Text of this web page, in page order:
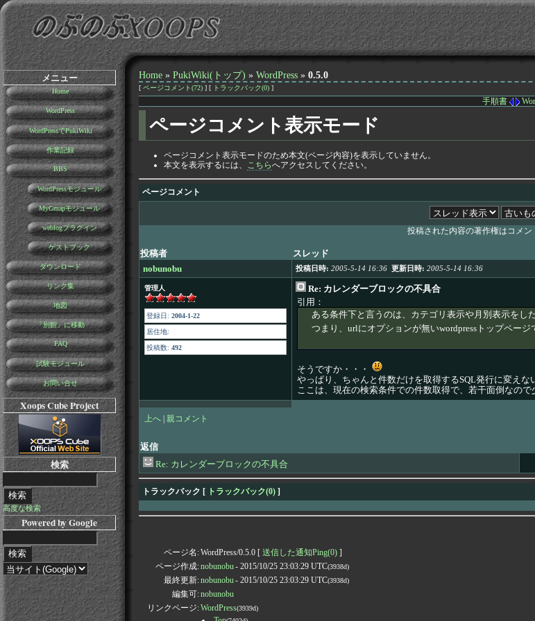
メニュー
Home
WordPress
WordPressでPukiWiki
作業記録
BBS
WordPressモジュール
MyGmapモジュール
weblogプラグイン
ゲストブック
ダウンロード
リンク集
地図
「別館」に移動
FAQ
試験モジュール
お問い合せ
Xoops Cube Project
検索
高度な検索
Powered by Google
Home » PukiWiki(トップ) » WordPress » 0.5.0
[ ページコメント(72) ] [ トラックバック(0) ]
手順書
ページコメント表示モード
ページコメント表示モードのため本文(ページ内容)を表示していません。
本文を表示するには、 こちらへアクセスしてください。
ページコメント
投稿された内容の著作権はコメン
投稿者
スレッド
nobunobu
投稿日時: 2005-5-14 16:36 更新日時: 2005-5-14 16:36
管理人
登録日: 2004-1-22
居住地:
投稿数: 492
Re: カレンダーブロックの不具合
引用：
ある条件下と言うのは、カテゴリ表示や月別表示をし
つまり、urlにオプションが無いwordpressトップページ
そうですか・・・
やっぱり、ちゃんと件数だけを取得するSQL発行に変えな
ここは、現在の検索条件での件数取得で、若干面倒なので
上へ 親コメント
返信
Re: カレンダーブロックの不具合
トラックバック [ トラックバック(0) ]
ページ名:WordPress/0.5.0 [ 送信した通知Ping(0) ]
ページ作成:nobunobu- 2015/10/25 23:03:29 UTC(3938d)
最終更新:nobunobu- 2015/10/25 23:03:29 UTC(3938d)
編集可:nobunobu
リンクページ:WordPress(3939d)